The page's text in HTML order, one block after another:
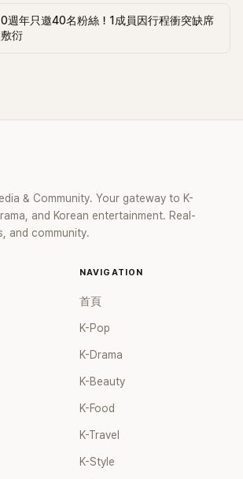
週年只邀40名粉絲！1成員因行程衝突缺席
衍
& Community. Your gateway to K-
and Korean entertainment. Real-
and community.
NAVIGATION
首頁
K-Pop
K-Drama
K-Beauty
K-Food
K-Travel
K-Style